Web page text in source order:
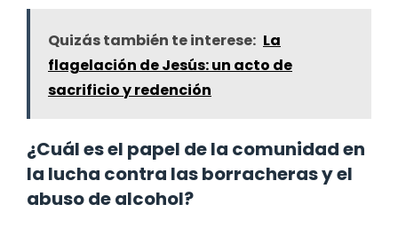
Quizás también te interese: La
flagelación de Jesús: un acto de
sacrificio y redención
¿Cuál es el papel de la comunidad en
la lucha contra las borracheras y el
abuso de alcohol?